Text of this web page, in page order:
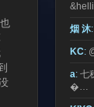
烟 沐:
KC:
a: 七
�…